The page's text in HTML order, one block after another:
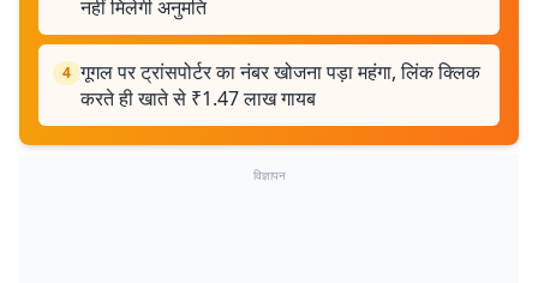
नहीं मिलेगी अनुमति
4 गूगल पर ट्रांसपोर्टर का नंबर खोजना पड़ा महंगा, लिंक क्लिक
करते ही खाते से ₹1.47 लाख गायब
विज्ञापन